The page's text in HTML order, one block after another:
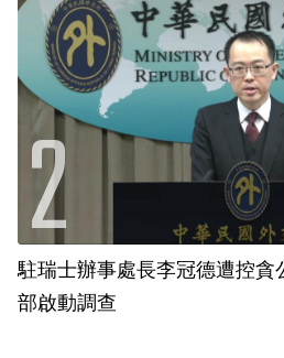
駐瑞士辦事處長李冠德遭控貪
部啟動調查